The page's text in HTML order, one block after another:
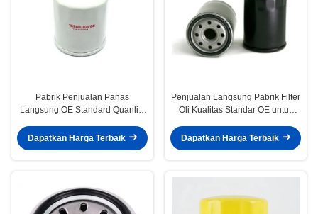
Pabrik Penjualan Panas
Langsung OE Standard Quanlity
15208-65F00 15208-65F0A
Dapatkan Harga Terbaik
Penjualan Langsung Pabrik Filter
Oli Kualitas Standar OE untuk
90915-YZZE1
Dapatkan Harga Terbaik